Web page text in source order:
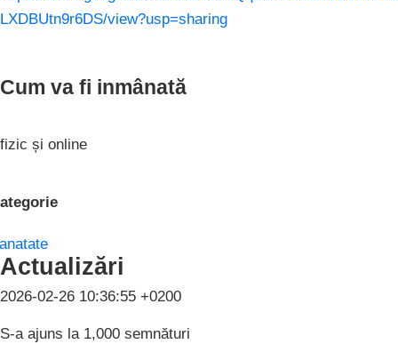
LXDBUtn9r6DS/view?usp=sharing
Cum va fi inmânată
fizic și online
Actualizări
2026-02-26 10:36:55 +0200
S-a ajuns la 1,000 semnături